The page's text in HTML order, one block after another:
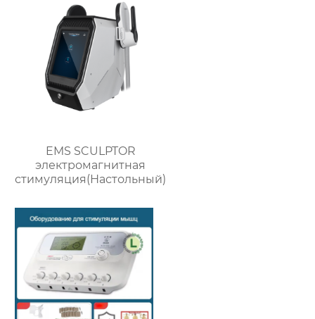
массажа
9D,Облегчите боль в
теле, расслабьте
мышцы, сбросьте вес
FK-15
EMS SCULPTOR
электромагнитная
стимуляция(Настольный)